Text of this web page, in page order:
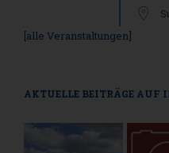
[alle Veranstaltungen]
AKTUELLE BEITRÄGE AUF